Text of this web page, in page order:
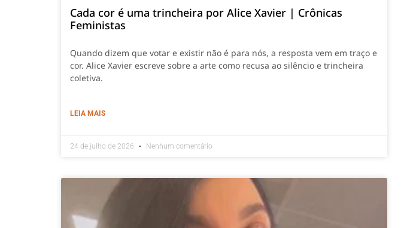
Cada cor é uma trincheira por Alice Xavier | Crônicas
Feministas
Quando dizem que votar e existir não é para nós, a resposta vem em traço e
cor. Alice Xavier escreve sobre a arte como recusa ao silêncio e trincheira
coletiva.
LEIA MAIS
24 de julho de 2026 Nenhum comentário